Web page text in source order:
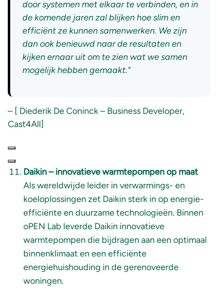
door systemen met elkaar te verbinden, en in
de komende jaren zal blijken hoe slim en
efficiënt ze kunnen samenwerken. We zijn
dan ook benieuwd naar de resultaten en
kijken ernaar uit om te zien wat we samen
mogelijk hebben gemaakt.”
– [ Diederik De Coninck – Business Developer,
Cast4All]
Daikin – innovatieve warmtepompen op maat
Als wereldwijde leider in verwarmings- en
koeloplossingen zet Daikin sterk in op energie-
efficiënte en duurzame technologieën. Binnen
oPEN Lab leverde Daikin innovatieve
warmtepompen die bijdragen aan een optimaal
binnenklimaat en een efficiënte
energiehuishouding in de gerenoveerde
woningen.